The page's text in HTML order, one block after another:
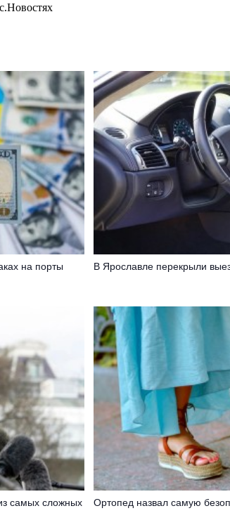
на порты В Ярославле перекрыли
самых сложных Ортопед назвал самую